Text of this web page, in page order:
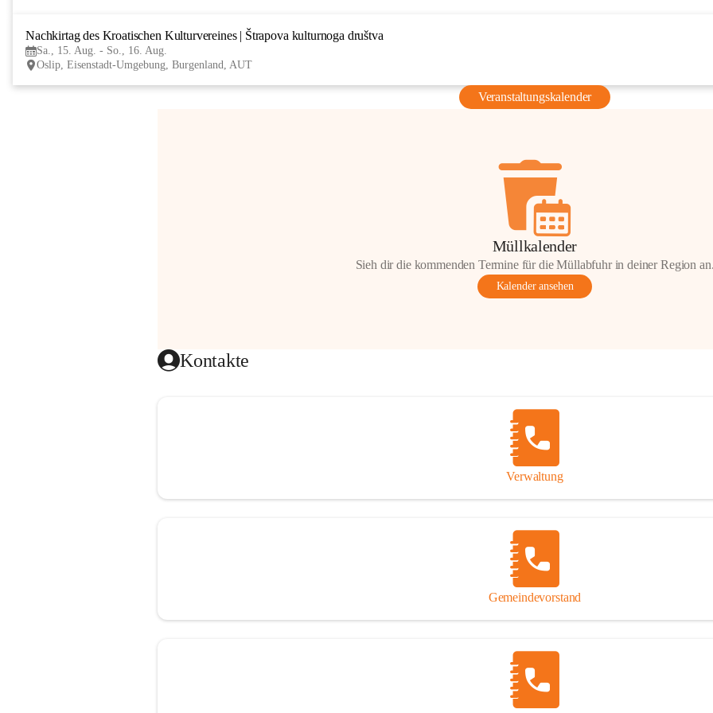
Nachkirtag des Kroatischen Kulturvereines | Štrapova kulturnoga društva
Sa., 15. Aug. - So., 16. Aug.
Oslip, Eisenstadt-Umgebung, Burgenland, AUT
Veranstaltungskalender
Müllkalender
Sieh dir die kommenden Termine für die Müllabfuhr in deiner Region an.
Kalender ansehen
Kontakte
Verwaltung
Gemeindevorstand